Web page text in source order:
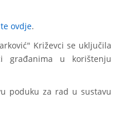
ovdje.
Križevci se uključila
građanima u korištenju
poduku za rad u sustavu